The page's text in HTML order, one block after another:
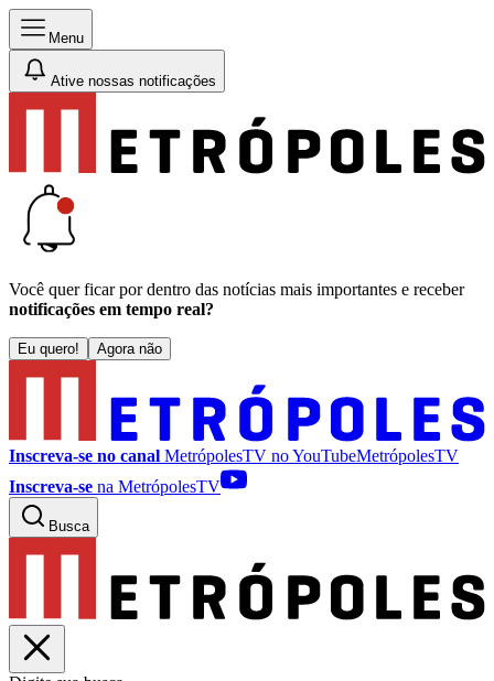
Menu
Ative nossas notificações
Você quer ficar por dentro das notícias mais importantes e receber
notificações em tempo real?
Eu quero! Agora não
Inscreva-se no canal MetrópolesTV noYouTubeMetrópolesTV
Inscreva-se na MetrópolesTV
Busca